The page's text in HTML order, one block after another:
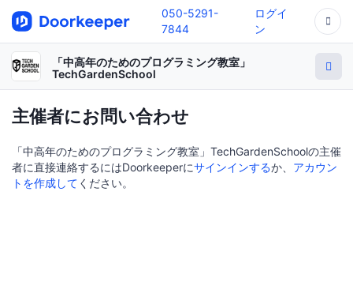
050-5291-
7844
ログイ
ン
「中高年のためのプログラミング教室」
TechGardenSchool
主催者にお問い合わせ
「中高年のためのプログラミング教室」TechGardenSchoolの主催
者に直接連絡するにはDoorkeeperにサインインするか、 アカウン
トを作成して ください。